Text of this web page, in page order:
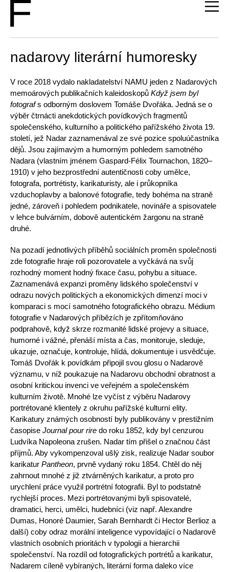
nadarovy literární humoresky
V roce 2018 vydalo nakladatelství NAMU jeden z Nadarových
memoárových publikačních kaleidoskopů Když jsem byl
fotografs odborným doslovem Tomáše Dvořáka. Jedná se o
výběr čtrnácti anekdotických povídkových fragmentů
společenského, kulturního a politického pařížského života 19.
století, jež Nadar zaznamenával ze své pozice spoluúčastníka
dějů. Jsou zajímavým a humorným pohledem samotného
Nadara (vlastním jménem Gaspard-Félix Tournachon, 1820–
1910) v jeho bezprostřední autentičnosti coby umělce,
fotografa, portrétisty, karikaturisty, ale i průkopníka
vzduchoplavby a balonové fotografie, tedy bohéma na straně
jedné, zároveň i pohledem podnikatele, novináře a spisovatele
v lehce bulvárním, dobově autentickém žargonu na straně
druhé.
Na pozadí jednotlivých příběhů sociálních proměn společnosti
zde fotografie hraje roli pozorovatele a vyčkává na svůj
rozhodný moment hodný fixace času, pohybu a situace.
Zaznamenává expanzi proměny lidského společenství v
odrazu nových politických a ekonomických dimenzí moci v
komparaci s mocí samotného fotografického obrazu. Médium
fotografie v Nadarových příbězích je zpřítomňováno
podprahově, když skrze rozmanité lidské projevy a situace,
humorné i vážné, přenáší místa a čas, monitoruje, sleduje,
ukazuje, označuje, kontroluje, hlídá, dokumentuje i usvědčuje.
Tomáš Dvořák k povídkám připojil svou glosu o Nadarově
významu, v níž poukazuje na Nadarovu obchodní obratnost a
osobní kritickou invenci ve veřejném a společenském
kulturním životě. Mnohé lze vyčíst z výběru Nadarovy
portrétované klientely z okruhu pařížské kulturní elity.
Karikatury známých osobností byly publikovány v prestižním
časopise Journal pour rire do roku 1852, kdy byl cenzurou
Ludvíka Napoleona zrušen. Nadar tím přišel o značnou část
příjmů. Aby vykompenzoval ušlý zisk, realizuje Nadar soubor
karikatur Pantheon, prvně vydaný roku 1854. Chtěl do něj
zahrnout mnohé z již ztvárněných karikatur, a proto pro
urychlení práce využil portrétní fotografii. Byl to podstatně
rychlejší proces. Mezi portrétovanými byli spisovatelé,
dramatici, herci, umělci, hudebníci (viz např. Alexandre
Dumas, Honoré Daumier, Sarah Bernhardt či Hector Berlioz a
další) coby odraz morální inteligence vypovídající o Nadarově
vlastních osobních prioritách v typologii a hierarchii
společenství. Na rozdíl od fotografických portrétů a karikatur,
Nadarem cíleně vybíraných, literární forma daleko více